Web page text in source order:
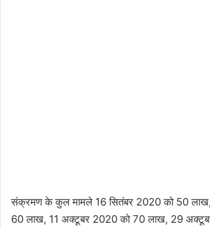
संक्रमण के कुल मामले 16 सितंबर 2020 को 50
60 लाख, 11 अक्टूबर 2020 को 70 लाख, 29